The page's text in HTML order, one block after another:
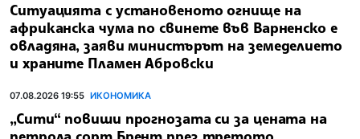
Ситуацията с установеното огнище на
африканска чума по свинете във Варненско е
овладяна, заяви министърът на земеделието
и храните Пламен Абровски
07.08.2026 19:55 ИКОНОМИКА
„Сити“ повиши прогнозата си за цената на